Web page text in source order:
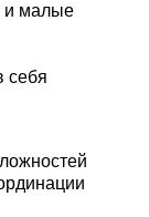
и малые
себя